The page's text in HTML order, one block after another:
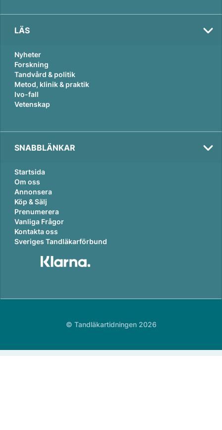
LÄS
Nyheter
Forskning
Tandvård & politik
Metod, klinik & praktik
Ivo-fall
Vetenskap
SNABBLÄNKAR
Startsida
Om oss
Annonsera
Köp & Sälj
Prenumerera
Vanliga Frågor
Kontakta oss
Sveriges Tandläkarförbund
© Tandläkartidningen 2026